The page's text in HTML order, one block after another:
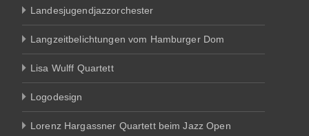
Landesjugendjazzorchester
Langzeitbelichtungen vom Hamburger Dom
Lisa Wulff Quartett
Logodesign
Lorenz Hargassner Quartett beim Jazz Open